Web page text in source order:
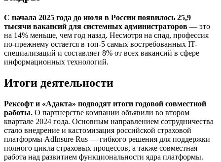
С начала 2025 года до июля в России появилось 25,9
тысячи вакансий для системных администраторов — это
на 14% меньше, чем год назад. Несмотря на спад, профессия
по-прежнему остается в топ-5 самых востребованных IT-
специализаций и составляет 8% от всех вакансий в сфере
информационных технологий.
Итоги деятельности
Рексофт и «Адакта» подводят итоги годовой совместной
работы. О партнерстве компании объявили во втором
квартале 2024 года. Основным направлением сотрудничества
стало внедрение и кастомизация российской страховой
платформы AdInsure Rus — гибкого решения для поддержки
полного цикла страховых процессов, а также совместная
работа над развитием функциональности ядра платформы.